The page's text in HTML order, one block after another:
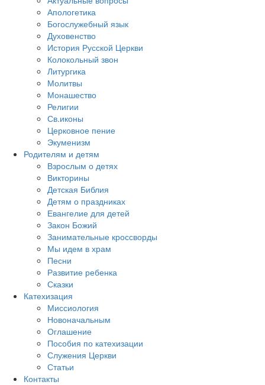
Апологетика
Богослужебный язык
Духовенство
История Русской Церкви
Колокольный звон
Литургика
Молитвы
Монашество
Религии
Св.иконы
Церковное пение
Экуменизм
Родителям и детям
Взрослым о детях
Викторины
Детская Библия
Детям о праздниках
Евангелие для детей
Закон Божий
Занимательные кроссворды
Мы идем в храм
Песни
Развитие ребенка
Сказки
Катехизация
Миссиология
Новоначальным
Оглашение
Пособия по катехизации
Служения Церкви
Статьи
Контакты